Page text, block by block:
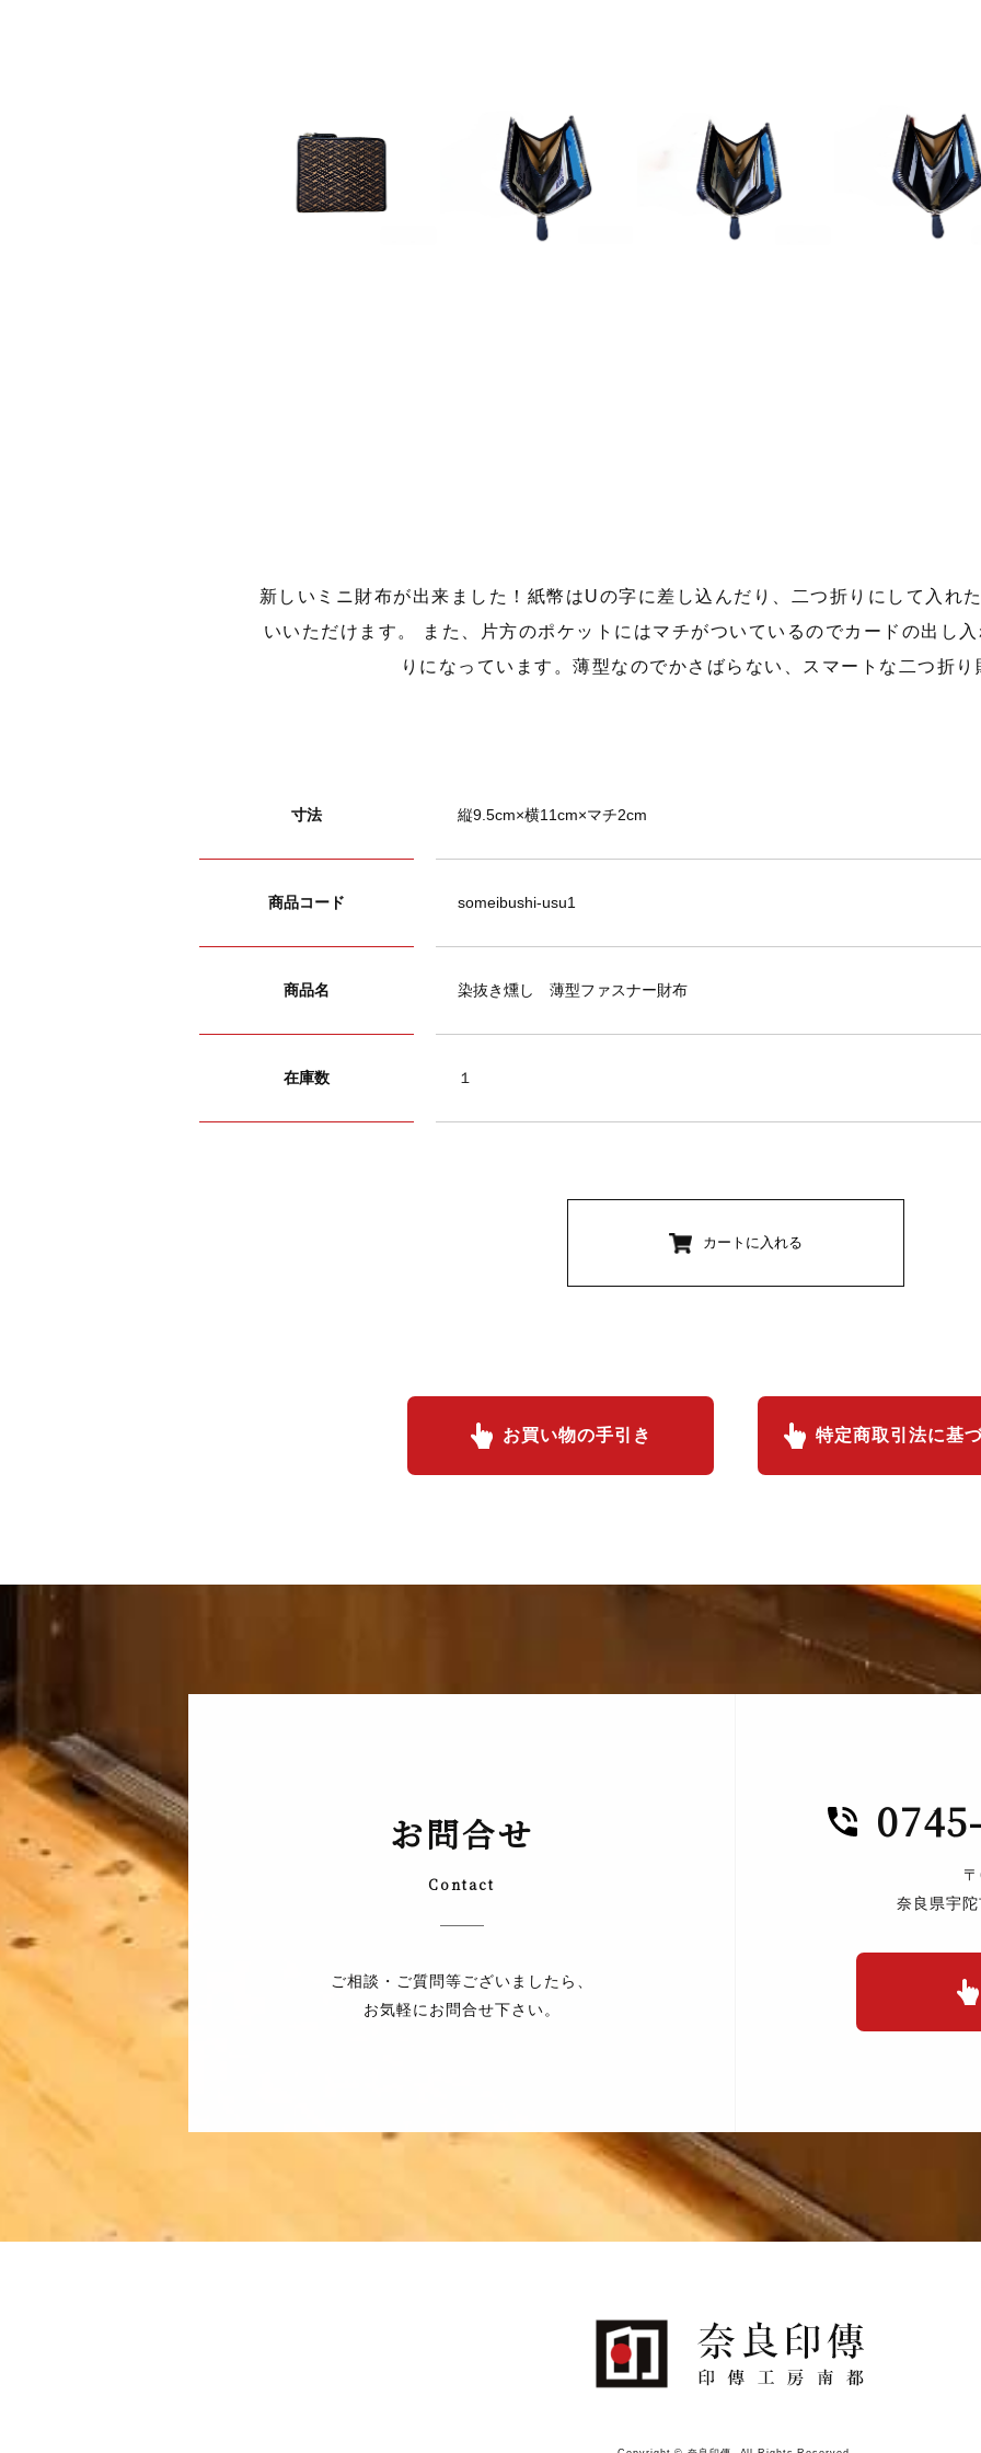
新しいミニ財布が出来ました！紙幣はUの字に差し込んだり、二つ折りにして入れ
いいただけます。 また、片方のポケットにはマチがついているのでカードの出し
りになっています。薄型なのでかさばらない、スマートな二つ折り
寸法 縦9.5cm×横11cm×マチ2cm
商品コード someibushi-usu1
商品名 染抜き燻し 薄型ファスナー財布
在庫数 １
カートに入れる
お買い物の手引き 特定商取引法に基
お問合せ
Contact
ご相談・ご質問等ございましたら、
お気軽にお問合せ下さい。
奈良県宇